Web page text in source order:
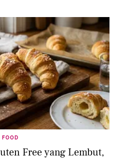
FOOD
Free yang Lembut,